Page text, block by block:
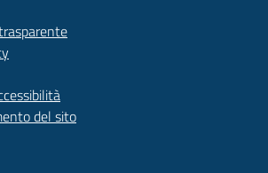
del sito